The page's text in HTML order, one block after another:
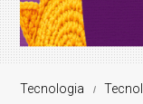
Tecnologia